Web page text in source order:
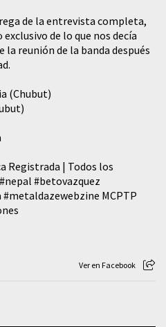
de la entrevista completa,
de lo que nos decía
reunión de la banda después
(Chubut)
Registrada | Todos los
#nepal #betovazquez
#metaldazewebzine MCPTP
Ver en Facebook